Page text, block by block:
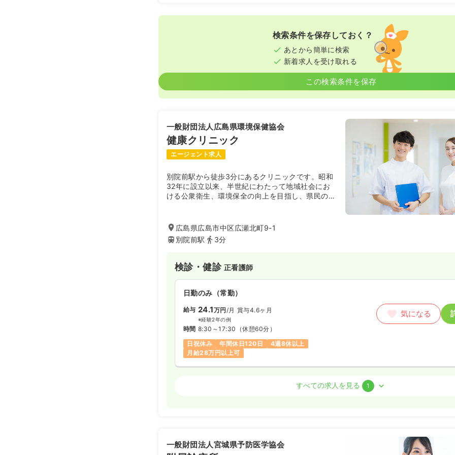
検索条件を保存しておく？
あとから簡単に検索
新着求人を受け取れる
この検索条件を保存
一般財団法人広島県環境保健協会
健康クリニック
エージェント求人
別院前駅から徒歩3分にあるクリニックです。昭和
32年に設立以来、半世紀にわたって地域社会にお
ける公衆衛生、環境保全の向上を目指し、県民の健
広島県広島市中区広瀬北町9-1
別院前駅
3分
検診・健診 正看護師
日勤のみ（常勤）
給与 24.1万円 /月 賞与4.6ヶ月
※経験2年の例
時間 8:30～17:30 （休憩60分）
日祝休み
年間休日120日
4週8休以上
月給28万円以上可
気になる
時間 8:30～17:30
すべての求人を見る 1
一般財団法人宮城県予防医学協会